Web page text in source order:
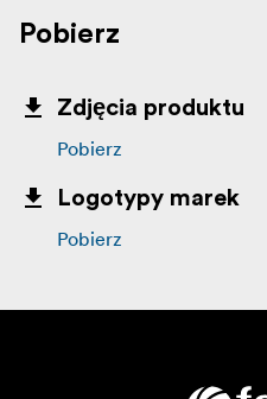
Pobierz
Zdjęcia produktu
Pobierz
Logotypy marek
Pobierz